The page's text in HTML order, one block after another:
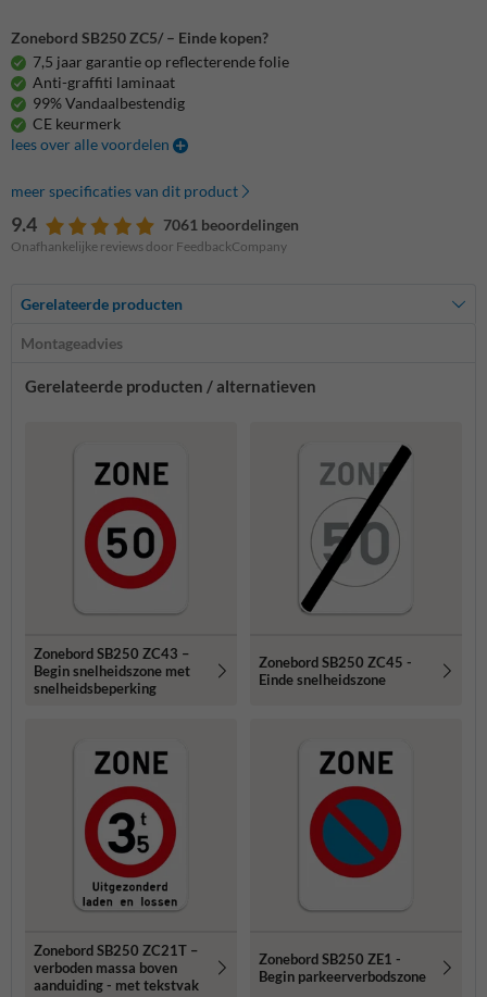
Zonebord SB250 ZC5/ – Einde kopen?
7,5 jaar garantie op reflecterende folie
Anti-graffiti laminaat
99% Vandaalbestendig
CE keurmerk
lees over alle voordelen
meer specificaties van dit product
9.4 7061 beoordelingen
Onafhankelijke reviews door FeedbackCompany
Gerelateerde producten
Montageadvies
Gerelateerde producten / alternatieven
Zonebord SB250 ZC43 –
Begin snelheidszone met
snelheidsbeperking
Zonebord SB250 ZC45 -
Einde snelheidszone
Zonebord SB250 ZC21T –
verboden massa boven
aanduiding - met tekstvak
Zonebord SB250 ZE1 -
Begin parkeerverbodszone